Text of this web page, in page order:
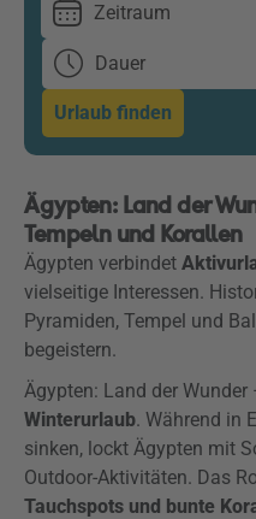
Zeitraum
Dauer
Urlaub finden
Ägypten: Land der
Tempeln und Korallen
Ägypten verbindet
vielseitige Interessen.
Pyramiden, Tempel und
begeistern.
Ägypten: Land der Wunder
Winterurlaub. Während in
sinken, lockt Ägypten mit
Outdoor-Aktivitäten. Das
Tauchspots und bunte